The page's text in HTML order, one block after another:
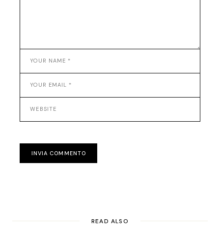
INVIA COMMENTO
READ ALSO